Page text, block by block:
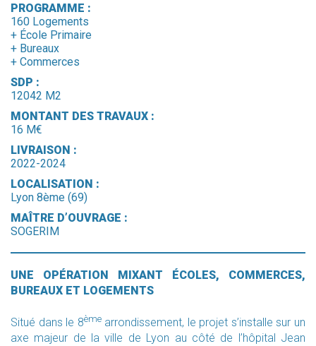
PROGRAMME :
160 Logements
+ École Primaire
+ Bureaux
+ Commerces
SDP :
12042 M2
MONTANT DES TRAVAUX :
16 M€
LIVRAISON :
2022-2024
LOCALISATION :
Lyon 8ème (69)
MAÎTRE D’OUVRAGE :
SOGERIM
UNE OPÉRATION MIXANT ÉCOLES, COMMERCES,
BUREAUX ET LOGEMENTS
Situé dans le 8èmearrondissement, le projet s’installe sur un
axe majeur de la ville de Lyon au côté de l’hôpital Jean